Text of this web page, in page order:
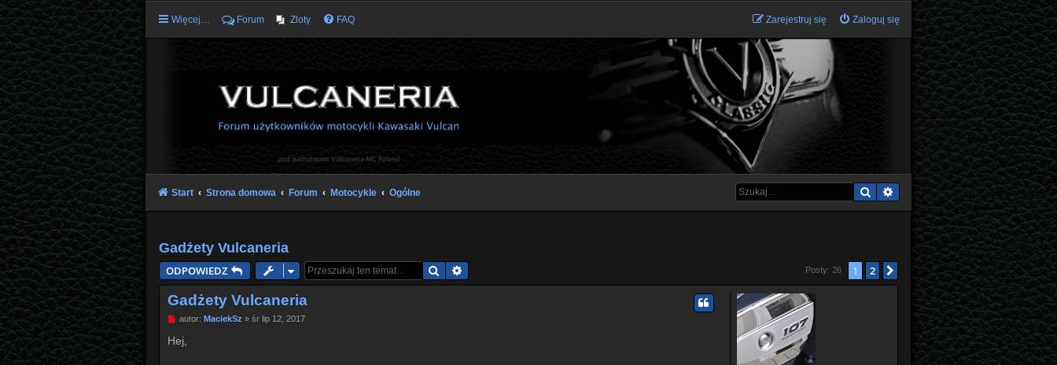
Więcej… Forum Zloty FAQ Zaloguj się
Zarejestruj się
Szukaj Wyszukiwanie zaawansowane
Start Strona domowa Forum Motocykle Ogólne
Gadżety Vulcaneria
ODPOWIEDZ Szukaj Posty: 26 1 2 Następna
Gadżety Vulcaneria
P
s
autor:MaciekSz »śr lip 12, 2017
Hej,